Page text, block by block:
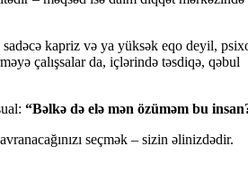
sadəcə kapriz və ya yüksək eqo deyil,
çalışsalar da, içlərində təsdiqə, qəbul
“Bəlkə də elə mən özüməm bu
seçmək – sizin əlinizdədir.